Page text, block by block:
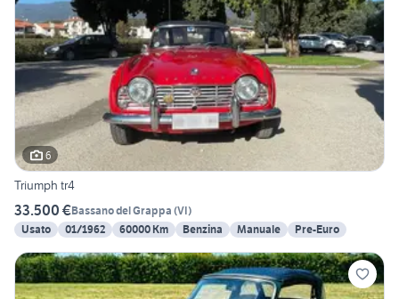
6
Triumph tr4
33.500 €Bassano del Grappa (VI)
Usato
01/1962 60000 Km Benzina Manuale Pre-Euro